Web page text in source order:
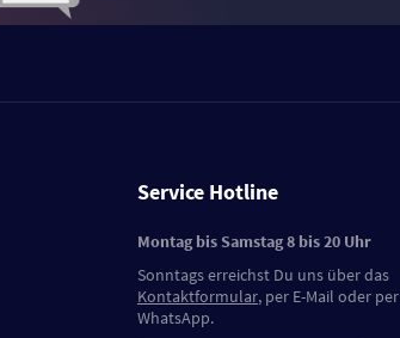
Service Hotline
Montag bis Samstag 8 bis 20 Uhr
Sonntags erreichst Du uns über das
Kontaktformular, per E-Mail oder per
WhatsApp.